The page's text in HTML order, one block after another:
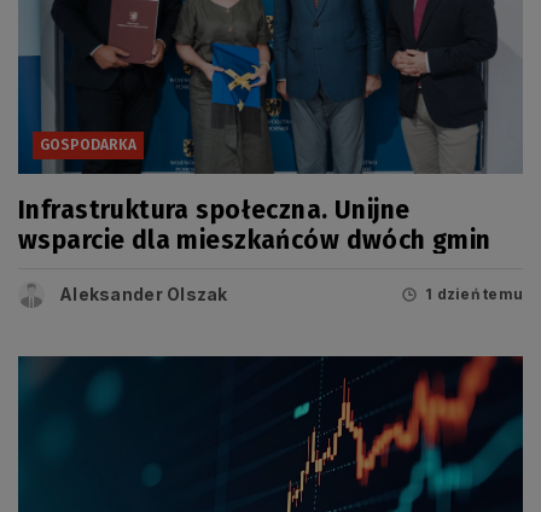
GOSPODARKA
Infrastruktura społeczna. Unijne
wsparcie dla mieszkańców dwóch gmin
Aleksander Olszak 1 dzień temu